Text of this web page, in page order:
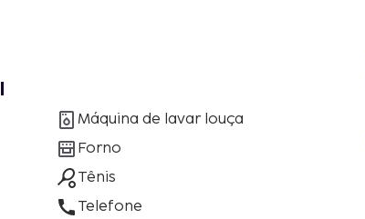
Máquina de lavar louça
Forno
Tênis
Telefone